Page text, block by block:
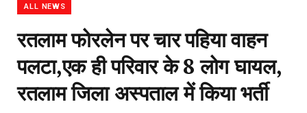
ALL NEWS
रतलाम फोरलेन पर चार पहिया वाहन
पलटा,एक ही परिवार के 8 लोग घायल,
रतलाम जिला अस्पताल में किया भर्ती